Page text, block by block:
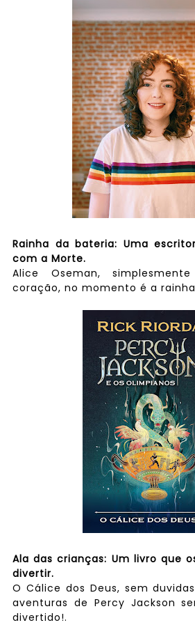
Rainha da bateria: Uma
com a Morte.
Alice Oseman,
coração, no momento é a
Ala das crianças: Um livro que
divertir.
O Cálice dos Deus, sem
aventuras de Percy Jackson
divertido!.